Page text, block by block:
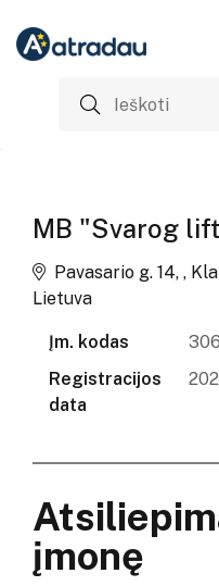
MB "Svarog
Pavasario g. 14, ,
Lietuva
Įm. kodas
Registracijos
data
įmonę